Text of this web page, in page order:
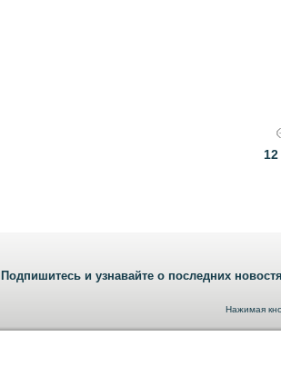
Подпишитесь и узнавайте о последних
Нажимая